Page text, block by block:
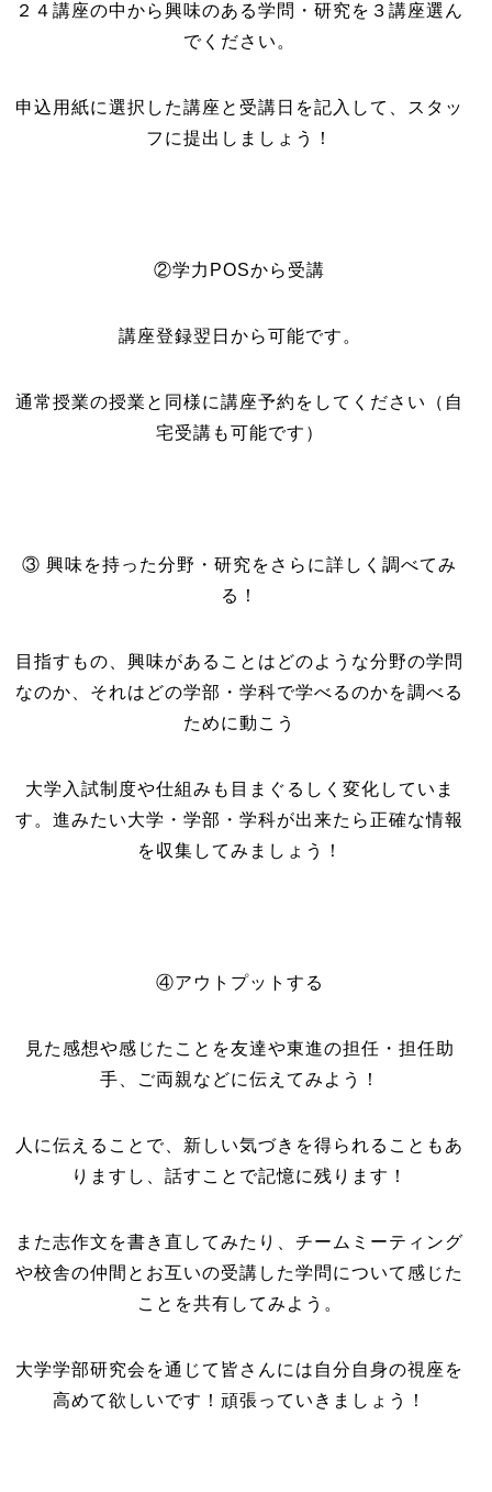
２４講座の中から興味のある学問・研究を３講座選ん
でください。
申込用紙に選択した講座と受講日を記入して、スタッ
フに提出しましょう！
②学力POSから受講
講座登録翌日から可能です。
通常授業の授業と同様に講座予約をしてください（自
宅受講も可能です）
③ 興味を持った分野・研究をさらに詳しく調べてみ
る！
目指すもの、興味があることはどのような分野の学問
なのか、それはどの学部・学科で学べるのかを調べる
ために動こう
大学入試制度や仕組みも目まぐるしく変化していま
す。進みたい大学・学部・学科が出来たら正確な情報
を収集してみましょう！
④アウトプットする
見た感想や感じたことを友達や東進の担任・担任助
手、ご両親などに伝えてみよう！
人に伝えることで、新しい気づきを得られることもあ
りますし、話すことで記憶に残ります！
また志作文を書き直してみたり、チームミーティング
や校舎の仲間とお互いの受講した学問について感じた
ことを共有してみよう。
大学学部研究会を通じて皆さんには自分自身の視座を
高めて欲しいです！頑張っていきましょう！